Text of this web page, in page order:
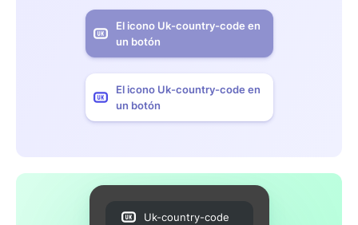
El icono Uk-country-code en
un botón
El icono Uk-country-code en
un botón
Uk-country-code